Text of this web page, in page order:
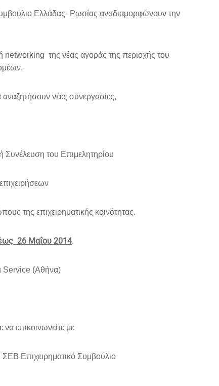
Ελλάδας- Ρωσίας αναδιαμορφώνουν την
networking της νέας αγοράς της περιοχής του
αναζητήσουν νέες συνεργασίες,
του Επιμελητηρίου
της επιχειρηματικής κοινότητας.
26 Μαΐου 2014.
Service (Αθήνα)
επικοινωνείτε με
ΣΕΒ Επιχειρηματικό Συμβούλιο